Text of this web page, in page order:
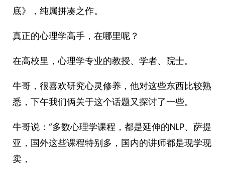
底》，纯属拼凑之作。
真正的心理学高手，在哪里呢？
在高校里，心理学专业的教授、学者、院士。
牛哥，很喜欢研究心灵修养，他对这些东西比较熟
悉，下午我们俩关于这个话题又探讨了一些。
牛哥说：“多数心理学课程，都是延伸的NLP、萨提
亚，国外这些课程特别多，国内的讲师都是现学现
卖，